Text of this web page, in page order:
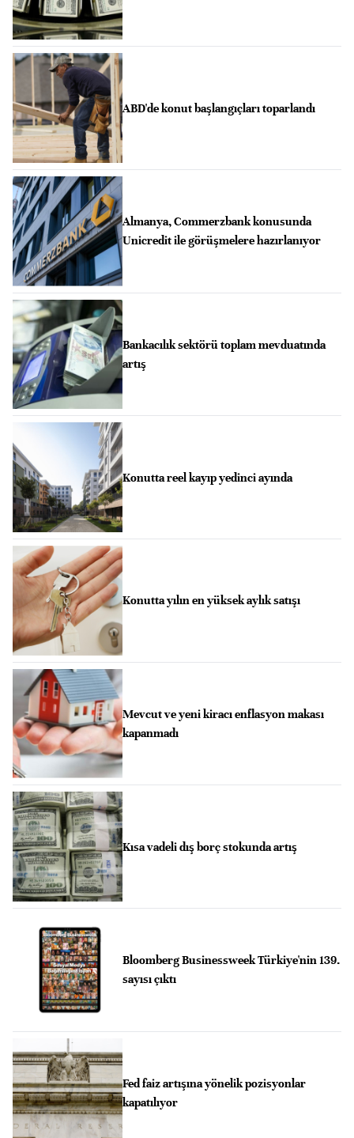
ABD'de konut başlangıçları toparlandı
Almanya, Commerzbank konusunda
Unicredit ile görüşmelere hazırlanıyor
Bankacılık sektörü toplam mevduatında
artış
Konutta reel kayıp yedinci ayında
Konutta yılın en yüksek aylık satışı
Mevcut ve yeni kiracı enflasyon makası
kapanmadı
Kısa vadeli dış borç stokunda artış
Bloomberg Businessweek Türkiye'nin 139.
sayısı çıktı
Fed faiz artışına yönelik pozisyonlar
kapatılıyor